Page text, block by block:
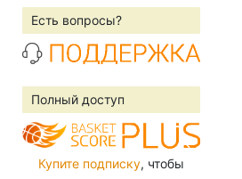
Есть вопросы?
Полный доступ
Купите подписку, чтобы